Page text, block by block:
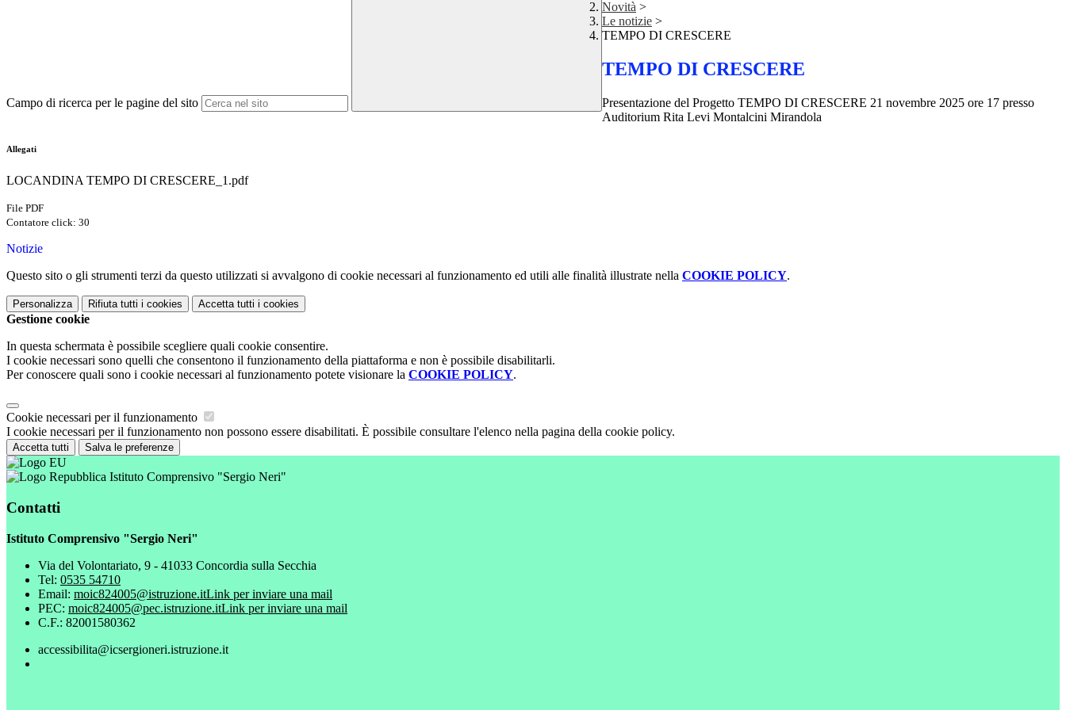
Campo di ricerca per le pagine del sito
Novità >
Le notizie >
TEMPO DI CRESCERE
TEMPO DI CRESCERE
Presentazione del Progetto TEMPO DI CRESCERE 21 novembre 2025 ore 17 presso
Auditorium Rita Levi Montalcini Mirandola
Allegati
LOCANDINA TEMPO DI CRESCERE_1.pdf
File PDF
Contatore click: 30
Notizie
Questo sito o gli strumenti terzi da questo utilizzati si avvalgono di cookie necessari al funzionamento ed utili alle finalità illustrate nella COOKIE POLICY.
Personalizza Rifiuta tutti i cookies Accetta tutti i cookies
Gestione cookie
In questa schermata è possibile scegliere quali cookie consentire.
I cookie necessari sono quelli che consentono il funzionamento della piattaforma e non è possibile disabilitarli.
Per conoscere quali sono i cookie necessari al funzionamento potete visionare la COOKIE POLICY.
Cookie necessari per il funzionamento
I cookie necessari per il funzionamento non possono essere disabilitati. È possibile consultare l'elenco nella pagina della cookie policy.
Accetta tutti Salva le preferenze
Istituto Comprensivo "Sergio Neri"
Contatti
Istituto Comprensivo "Sergio Neri"
Via del Volontariato, 9 - 41033 Concordia sulla Secchia
Tel: 0535 54710
Email: moic824005@istruzione.itLink per inviare una mail
PEC: moic824005@pec.istruzione.itLink per inviare una mail
C.F.: 82001580362
accessibilita@icsergioneri.istruzione.it